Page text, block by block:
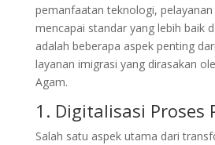
pemanfaatan teknologi,
mencapai standar yang lebih baik
adalah beberapa aspek penting
layanan imigrasi yang dirasakan
Agam.
1. Digitalisasi Proses
Salah satu aspek utama dari